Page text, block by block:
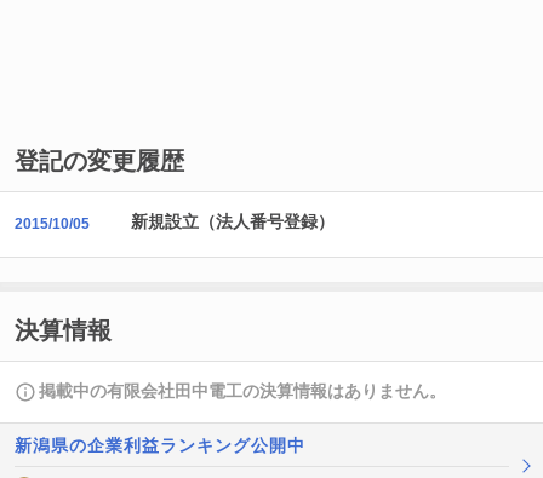
登記の変更履歴
2015/10/05 新規設立（法人番号登録）
決算情報
掲載中の有限会社田中電工の決算情報はありません。
新潟県の企業利益ランキング公開中